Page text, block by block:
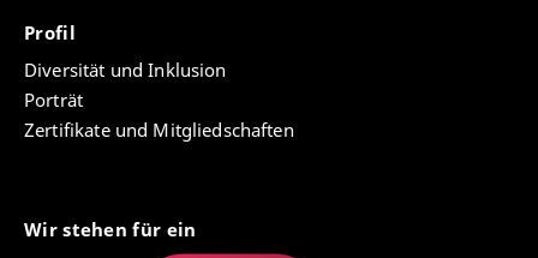
Profil
Diversität und Inklusion
Porträt
Zertifikate und Mitgliedschaften
Wir stehen für ein